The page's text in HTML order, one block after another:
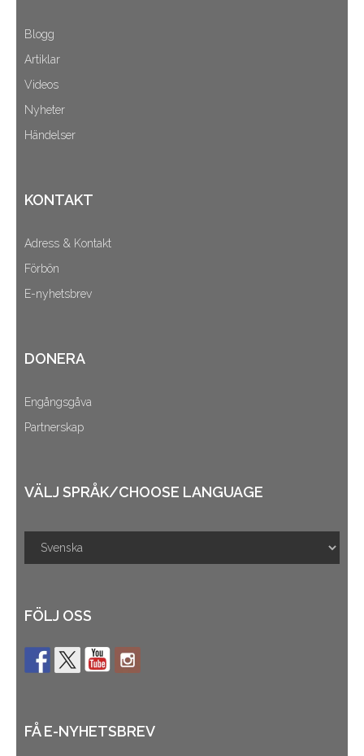
Blogg
Artiklar
Videos
Nyheter
Händelser
KONTAKT
Adress & Kontakt
Förbön
E-nyhetsbrev
DONERA
Engångsgåva
Partnerskap
VÄLJ SPRÅK/CHOOSE LANGUAGE
FÖLJ OSS
FÅ E-NYHETSBREV